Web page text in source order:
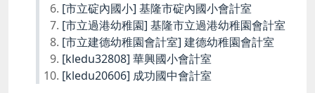
[市立碇內國小] 基隆市碇內國小會計室
[市立過港幼稚園] 基隆市立過港幼稚園會計室
[市立建德幼稚園會計室] 建德幼稚園會計室
[kledu32808] 華興國小會計室
[kledu20606] 成功國中會計室